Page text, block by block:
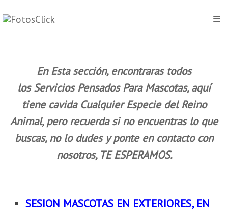
En Esta sección, encontraras todos
los Servicios Pensados Para Mascotas, aquí
tiene cavida Cualquier Especie del Reino
Animal, pero recuerda si no encuentras lo que
buscas, no lo dudes y ponte en contacto con
nosotros, TE ESPERAMOS.
SESION MASCOTAS EN EXTERIORES, EN